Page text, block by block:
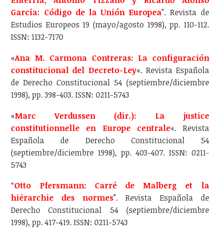
García: Código de la Unión Europea”. Revista de
Estudios Europeos 19 (mayo/agosto 1998), pp. 110-112.
ISSN: 1132-7170
«Ana M. Carmona Contreras: La configuración
constitucional del Decreto-Ley«. Revista Española
de Derecho Constitucional 54 (septiembre/diciembre
1998), pp. 398-403. ISSN: 0211-5743
«Marc Verdussen (dir.): La justice
constitutionnelle en Europe centrale«. Revista
Española de Derecho Constitucional 54
(septiembre/diciembre 1998), pp. 403-407. ISSN: 0211-
5743
“Otto Pfersmann: Carré de Malberg et la
hiérarchie des normes”. Revista Española de
Derecho Constitucional 54 (septiembre/diciembre
1998), pp. 417-419. ISSN: 0211-5743